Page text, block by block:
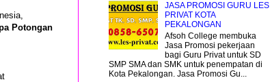
Potongan
JASA PROMOSI GURU LES
PRIVAT KOTA
PEKALONGAN
Afsoh College membuka
Jasa Promosi pekerjaan
bagi Guru Privat untuk SD
SMP SMA dan SMK untuk penempatan di
Kota Pekalongan. Jasa Promosi Gu...